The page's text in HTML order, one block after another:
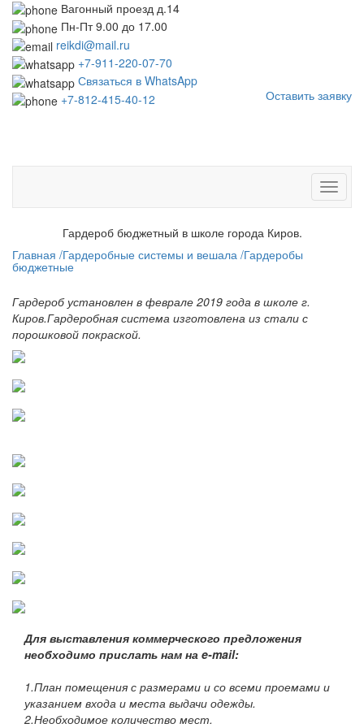
Вагонный проезд д.14
Пн-Пт 9.00 до 17.00
reikdi@mail.ru
+7-911-220-07-70
Связаться в WhatsApp
+7-812-415-40-12
Оставить заявку
Toggle
Гардероб бюджетный в школе города Киров.
Главная /Гардеробные системы и вешала /Гардеробы
бюджетные
Гардероб установлен в феврале 2019 года в школе г.
Киров.Гардеробная система изготовлена из стали с
порошковой покраской.
Для выставления коммерческого предложения
необходимо прислать нам на e-mail:
1.План помещения с размерами и со всеми проемами и
указанием входа и места выдачи одежды.
2.Необходимое количество мест.